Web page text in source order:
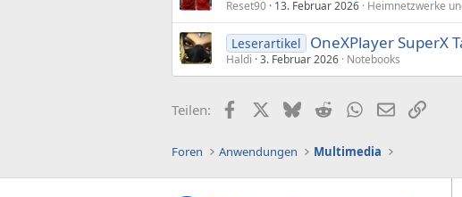
Reset90 13. Februar 2026 Heimnetzwerke
Leserartikel OneXPlayer SuperX
Haldi 3. Februar 2026 Notebooks
Teilen: FacebookX (Twitter)
BlueskyRedditWhatsApp
E-MailLink
Foren Anwendungen Multimedia